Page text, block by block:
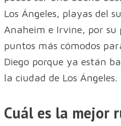
Los Ángeles, playas del
Anaheim e Irvine, por su
puntos más cómodos
Diego porque ya están
la ciudad de Los Ángeles.
Cuál es la mejor